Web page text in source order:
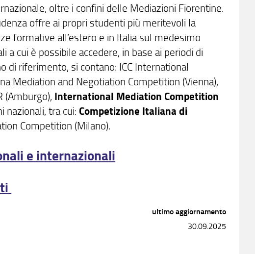
oltre i confini delle Mediazioni Fiorentine.
offre ai propri studenti più meritevoli la
formative all’estero e in Italia sul medesimo
a cui è possibile accedere, in base ai periodi di
di riferimento, si contano: ICC International
Mediation and Negotiation Competition (Vienna),
(Amburgo), International Mediation Competition
nazionali, tra cui: Competizione Italiana di
Competition (Milano).
e internazionali
ultimo aggiornamento
30.09.2025